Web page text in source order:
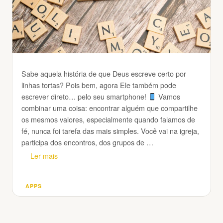
Sabe aquela história de que Deus escreve certo por
linhas tortas? Pois bem, agora Ele também pode
escrever direto… pelo seu smartphone!
Vamos
combinar uma coisa: encontrar alguém que compartilhe
os mesmos valores, especialmente quando falamos de
fé, nunca foi tarefa das mais simples. Você vai na igreja,
participa dos encontros, dos grupos de …
Ler mais
Categorias
APPS